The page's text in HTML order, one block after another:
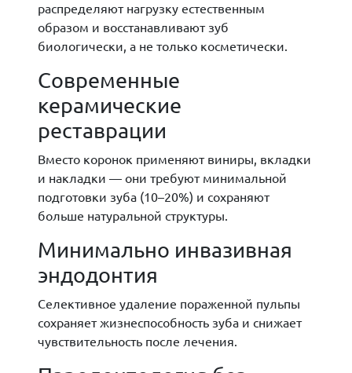
распределяют нагрузку естественным
образом и восстанавливают зуб
биологически, а не только косметически.
Современные
керамические
реставрации
Вместо коронок применяют виниры, вкладки
и накладки — они требуют минимальной
подготовки зуба (10–20%) и сохраняют
больше натуральной структуры.
Минимально инвазивная
эндодонтия
Селективное удаление пораженной пульпы
сохраняет жизнеспособность зуба и снижает
чувствительность после лечения.